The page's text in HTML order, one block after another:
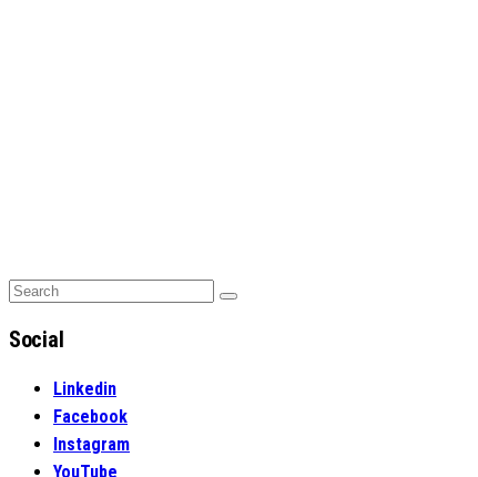
Search
Search
Social
Linkedin
Facebook
Instagram
YouTube